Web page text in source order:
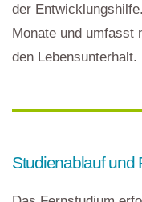
der
Monate und umfasst
den Lebensunterhalt.
Studienablauf und